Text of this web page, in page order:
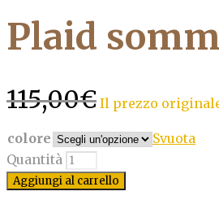
Plaid
115,00€ Il prezzo originale
colore
Svuota
Quantità
Aggiungi al carrello